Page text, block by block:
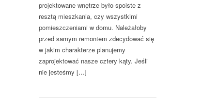
projektowane wnętrze było spoiste z
resztą mieszkania, czy wszystkimi
pomieszczeniami w domu. Należałoby
przed samym remontem zdecydować się
w jakim charakterze planujemy
zaprojektować nasze cztery kąty. Jeśli
nie jesteśmy […]